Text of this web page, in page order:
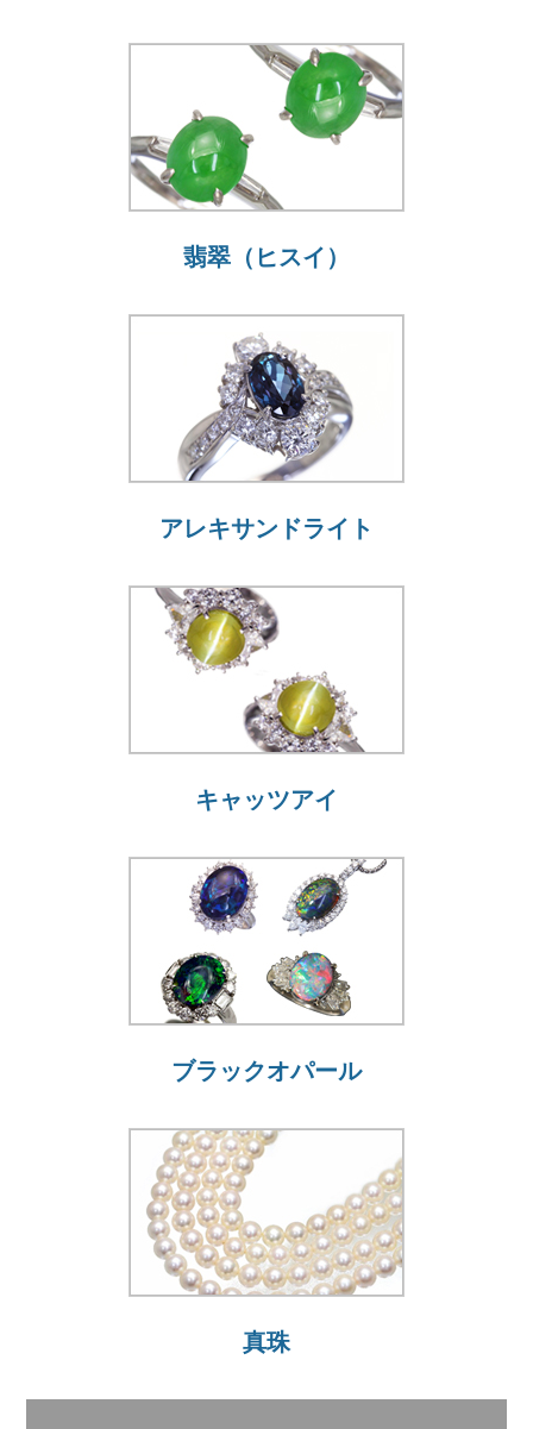
翡翠（ヒスイ）
アレキサンドライト
キャッツアイ
ブラックオパール
真珠